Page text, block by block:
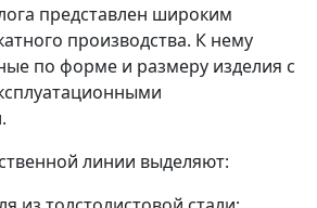
представлен широким
производства. К нему
по форме и размеру изделия с
линии выделяют: